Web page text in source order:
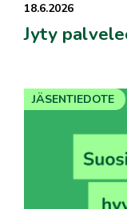
18.6.2026
Jyty
JÄSENTIEDOTE